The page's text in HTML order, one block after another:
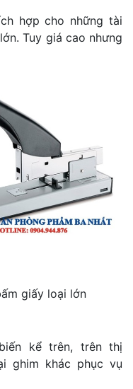
hợp cho những tài
Tuy giá cao nhưng
giấy loại lớn
kể trên, trên thị
ghim khác phục vụ